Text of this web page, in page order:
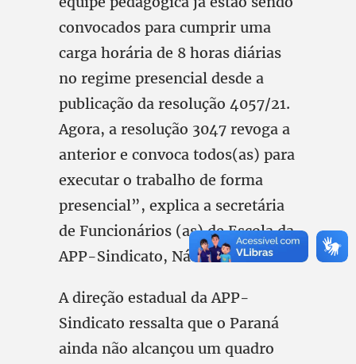
convocados para cumprir uma
carga horária de 8 horas diárias
no regime presencial desde a
publicação da resolução 4057/21.
Agora, a resolução 3047 revoga a
anterior e convoca todos(as) para
executar o trabalho de forma
presencial”, explica a secretária
de Funcionários (as) de Escola da
APP-Sindicato, Nádia Brixner.
A direção estadual da APP-
Sindicato ressalta que o Paraná
ainda não alcançou um quadro